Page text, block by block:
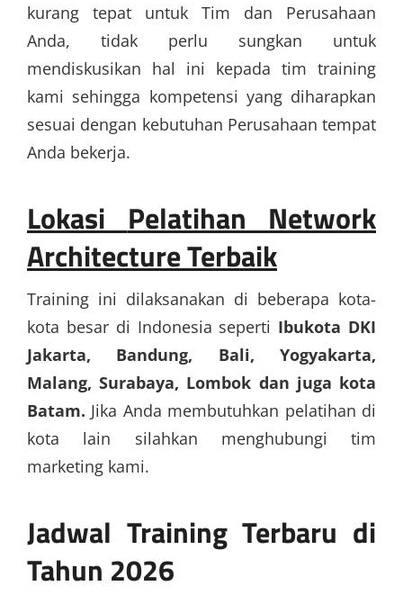
kurang tepat untuk Tim dan Perusahaan
Anda, tidak perlu sungkan untuk
mendiskusikan hal ini kepada tim training
kami sehingga kompetensi yang diharapkan
sesuai dengan kebutuhan Perusahaan tempat
Anda bekerja.
Lokasi Pelatihan Network
Architecture Terbaik
Training ini dilaksanakan di beberapa kota-
kota besar di Indonesia seperti Ibukota DKI
Jakarta, Bandung, Bali, Yogyakarta,
Malang, Surabaya, Lombok dan juga kota
Batam. Jika Anda membutuhkan pelatihan di
kota lain silahkan menghubungi tim
marketing kami.
Jadwal Training Terbaru di
Tahun 2026